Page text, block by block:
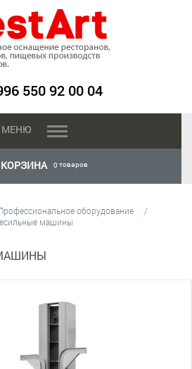
550 92 00 04
МЕНЮ
КОРЗИНА 0 товаров
оборудование
машины